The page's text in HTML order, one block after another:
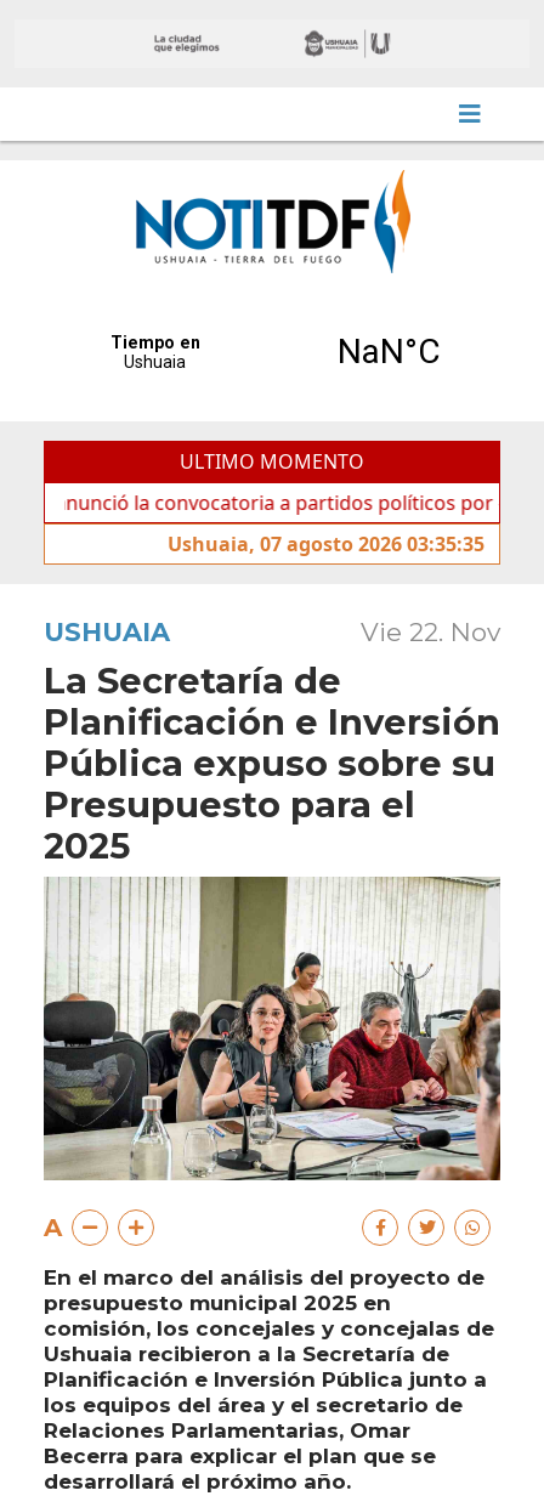
ULTIMO MOMENTO
la convocatoria a partidos políticos por «ficha limpia»
Ushuaia, 07 agosto 2026 03:35:35
USHUAIA Vie 22. Nov
La Secretaría de
Planificación e Inversión
Pública expuso sobre su
Presupuesto para el
2025
A
En el marco del análisis del proyecto de
presupuesto municipal 2025 en
comisión, los concejales y concejalas de
Ushuaia recibieron a la Secretaría de
Planificación e Inversión Pública junto a
los equipos del área y el secretario de
Relaciones Parlamentarias, Omar
Becerra para explicar el plan que se
desarrollará el próximo año.